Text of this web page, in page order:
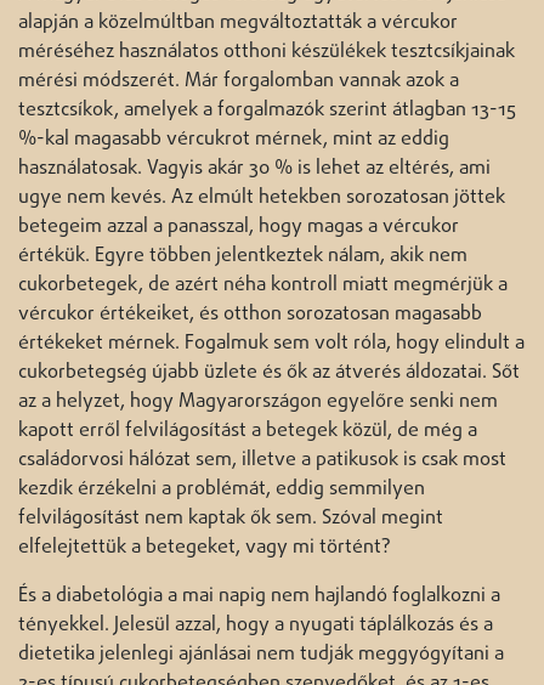
alapján a közelmúltban megváltoztatták a vércukor
méréséhez használatos otthoni készülékek tesztcsíkjainak
mérési módszerét. Már forgalomban vannak azok a
tesztcsíkok, amelyek a forgalmazók szerint átlagban 13-15
%-kal magasabb vércukrot mérnek, mint az eddig
használatosak. Vagyis akár 30 % is lehet az eltérés, ami
ugye nem kevés. Az elmúlt hetekben sorozatosan jöttek
betegeim azzal a panasszal, hogy magas a vércukor
értékük. Egyre többen jelentkeztek nálam, akik nem
cukorbetegek, de azért néha kontroll miatt megmérjük a
vércukor értékeiket, és otthon sorozatosan magasabb
értékeket mérnek. Fogalmuk sem volt róla, hogy elindult a
cukorbetegség újabb üzlete és ők az átverés áldozatai. Sőt
az a helyzet, hogy Magyarországon egyelőre senki nem
kapott erről felvilágosítást a betegek közül, de még a
családorvosi hálózat sem, illetve a patikusok is csak most
kezdik érzékelni a problémát, eddig semmilyen
felvilágosítást nem kaptak ők sem. Szóval megint
elfelejtettük a betegeket, vagy mi történt?
És a diabetológia a mai napig nem hajlandó foglalkozni a
tényekkel. Jelesül azzal, hogy a nyugati táplálkozás és a
dietetika jelenlegi ajánlásai nem tudják meggyógyítani a